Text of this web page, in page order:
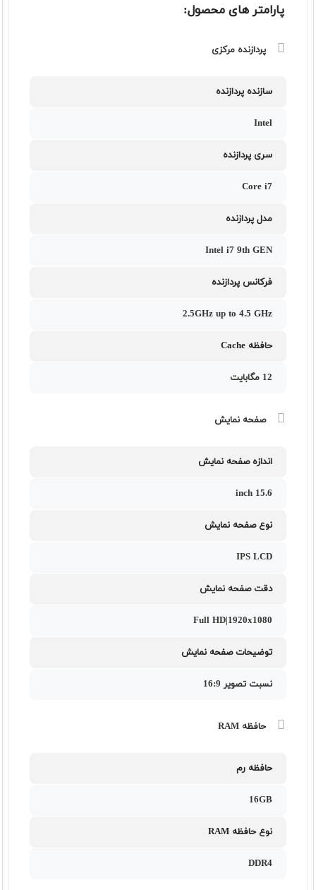
پارامتر های محصول:
پردازنده مرکزی
سازنده پردازنده
Intel
سری پردازنده
Core i7
مدل پردازنده
Intel i7 9th GEN
فرکانس پردازنده
2.5GHz up to 4.5 GHz
حافظه Cache
12 مگابایت
صفحه نمایش
اندازه صفحه نمایش
15.6 inch
نوع صفحه نمایش
IPS LCD
دقت صفحه نمایش
Full HD|1920x1080
توضیحات صفحه نمایش
نسبت تصویر 16:9
حافظه RAM
حافظه رم
16GB
نوع حافظه RAM
DDR4